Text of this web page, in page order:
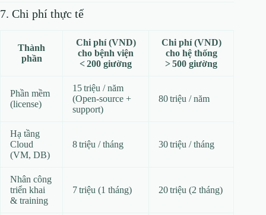
7. Chi phí thực tế
Thành
phần
Chi phí (VND)
cho bệnh viện
< 200 giường
Chi phí (VND)
cho hệ thống
> 500 giường
Phần mềm
(license)
15 triệu / năm
(Open‑source +
support)
80 triệu / năm
Hạ tầng
Cloud
(VM, DB)
8 triệu / tháng 30 triệu / tháng
Nhân công
triển khai
& training
7 triệu (1 tháng) 20 triệu (2 tháng)